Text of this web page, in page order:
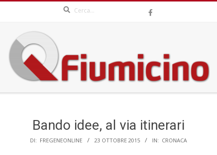
content
QFIUMICINO.COM
Bando idee, al via itinerari
DI: FREGENEONLINE 23 OTTOBRE 2015 IN: CRONACA